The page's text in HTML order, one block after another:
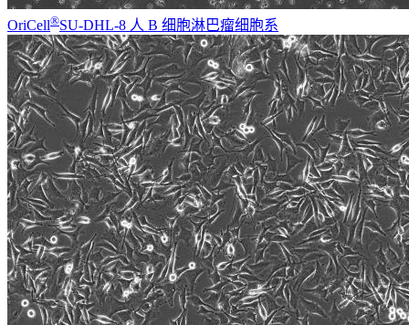
OriCell®SU-DHL-8 人 B 细胞淋巴瘤细胞系